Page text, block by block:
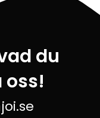
du
oss!